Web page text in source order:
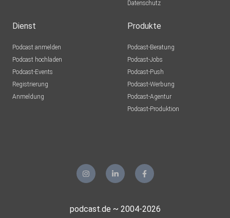
Datenschutz
Dienst
Podcast anmelden
Podcast hochladen
Podcast-Events
Registrierung
Anmeldung
Produkte
Podcast-Beratung
Podcast-Jobs
Podcast-Push
Podcast-Werbung
Podcast-Agentur
Podcast-Produktion
podcast.de ~ 2004-2026